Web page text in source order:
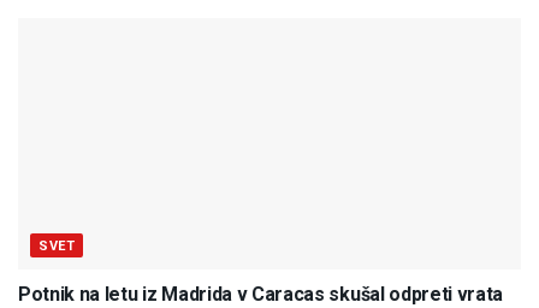
SVET
Potnik na letu iz Madrida v Caracas skušal odpreti vrata